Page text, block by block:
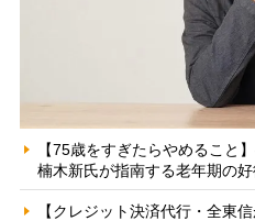
【75歳をすぎたらやめること
楠木新氏が指南する老年期の
【クレジット決済代行・全東